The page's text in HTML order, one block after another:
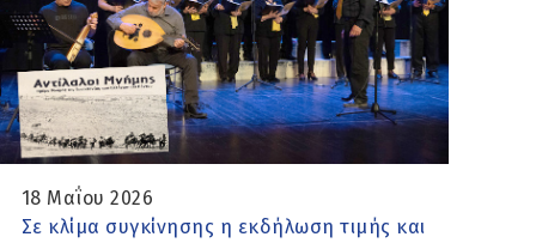
18 Μαΐου 2026
Σε κλίμα συγκίνησης η εκδήλωση τιμής και